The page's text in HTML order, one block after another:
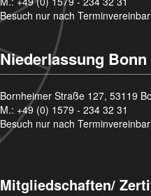
Besuch nur nach
Niederlassung Bonn
Bornheimer Straße 127, 53119
M.: +49 (0) 1579 - 234 32 31
Besuch nur nach
Mitgliedschaften/